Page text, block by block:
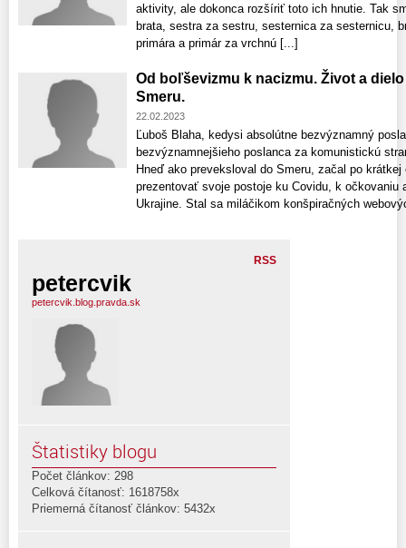
aktivity, ale dokonca rozšíriť toto ich hnutie. Tak
brata, sestra za sestru, sesternica za sesternicu,
primára a primár za vrchnú [...]
Od boľševizmu k nacizmu. Život a
Smeru.
22.02.2023
Ľuboš Blaha, kedysi absolútne bezvýznamný
bezvýznamnejšieho poslanca za komunistickú
Hneď ako preveksloval do Smeru, začal po
prezentovať svoje postoje ku Covidu, k očkovaniu
Ukrajine. Stal sa miláčikom konšpiračných
RSS
petercvik
petercvik.blog.pravda.sk
Štatistiky blogu
Počet článkov: 298
Celková čítanosť: 1618758x
Priemerná čítanosť článkov: 5432x